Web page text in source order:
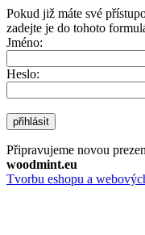
Pokud již máte své
zadejte je do tohoto
Jméno:
Heslo:
přihlásit
Připravujeme novou
woodmint.eu
Tvorbu eshopu a